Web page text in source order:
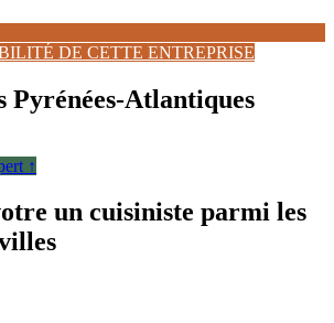
DE CETTE ENTREPRISE
Pyrénées-Atlantiques
↑
un cuisiniste parmi les